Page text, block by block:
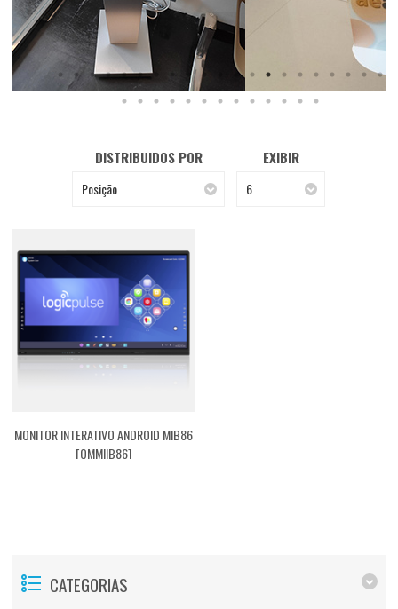
DISTRIBUIDOS POR
Posição
EXIBIR
6
MONITOR INTERATIVO ANDROID MIB86
[QMMIIB86]
CATEGORIAS